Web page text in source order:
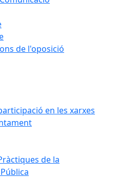
de l'oposició
en les xarxes
de la